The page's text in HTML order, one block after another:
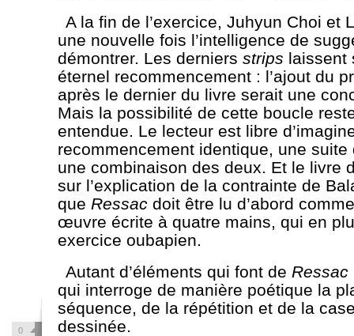
0
A la fin de l’exercice, Juhyun Choi et
une nouvelle fois l’intelligence de
démontrer. Les derniers strips laissent
éternel recommencement : l’ajout du
après le dernier du livre serait une
Mais la possibilité de cette boucle
entendue. Le lecteur est libre
recommencement identique, une
une combinaison des deux. Et le livre
sur l’explication de la contrainte de
que Ressacdoit être lu d’abord
œuvre écrite à quatre mains, qui en
exercice oubapien.
Autant d’éléments qui font de Ressac
qui interroge de manière poétique la
séquence, de la répétition et de la
dessinée.